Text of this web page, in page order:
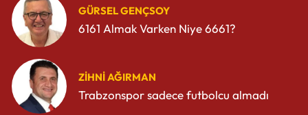
GÜRSEL GENÇSOY
6161 Almak Varken Niye 6661?
ZIHNI AĞIRMAN
Trabzonspor sadece futbolcu almadı